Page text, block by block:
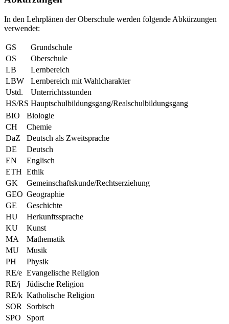
In den Lehrplänen der Oberschule werden folgende Abkürzungen
verwendet:
GS
Grundschule
OS
Oberschule
LB
Lernbereich
LBW
Lernbereich mit Wahlcharakter
Ustd.
Unterrichtsstunden
HS/RS Hauptschulbildungsgang/Realschulbildungsgang
BIO
Biologie
CH
Chemie
DaZ
Deutsch als Zweitsprache
DE
Deutsch
EN
Englisch
ETH Ethik
GK
Gemeinschaftskunde/Rechtserziehung
GEO Geographie
GE
Geschichte
HU
Herkunftssprache
KU
Kunst
MA
Mathematik
MU
Musik
PH
Physik
RE/e Evangelische Religion
RE/j
Jüdische Religion
RE/k Katholische Religion
SOR
Sorbisch
SPO
Sport